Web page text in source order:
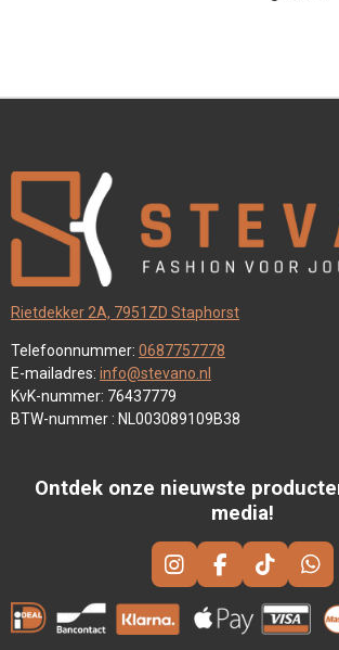
Rietdekker 2A, 7951ZD Staphorst
Telefoonnummer: 0687757778
E-mailadres: info@stevano.nl
KvK-nummer: 76437779
BTW-nummer : NL003089109B38
Ontdek onze nieuwste
media!
I
N
T
F
A
C
E
T
I
K
T
W
H
T